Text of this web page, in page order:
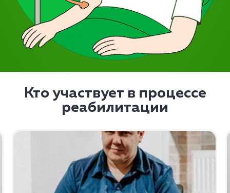
Кто участвует в процессе
реабилитации